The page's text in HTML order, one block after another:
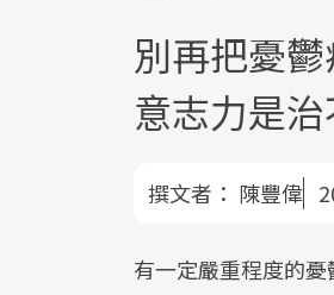
別再把憂
意志力是
撰文者： 陳豐偉
有一定嚴重程度的